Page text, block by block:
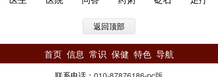
返回顶部
首页 信息 常识 保健 特色 导航